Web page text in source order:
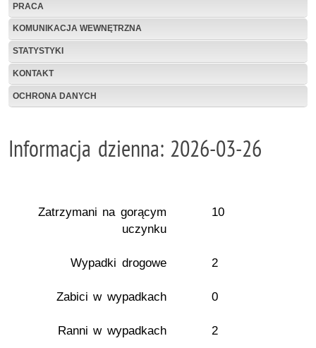
PRACA
KOMUNIKACJA WEWNĘTRZNA
STATYSTYKI
KONTAKT
OCHRONA DANYCH
Informacja dzienna: 2026-03-26
Zatrzymani na gorącym
uczynku
10
Wypadki drogowe 2
Zabici w wypadkach 0
Ranni w wypadkach 2